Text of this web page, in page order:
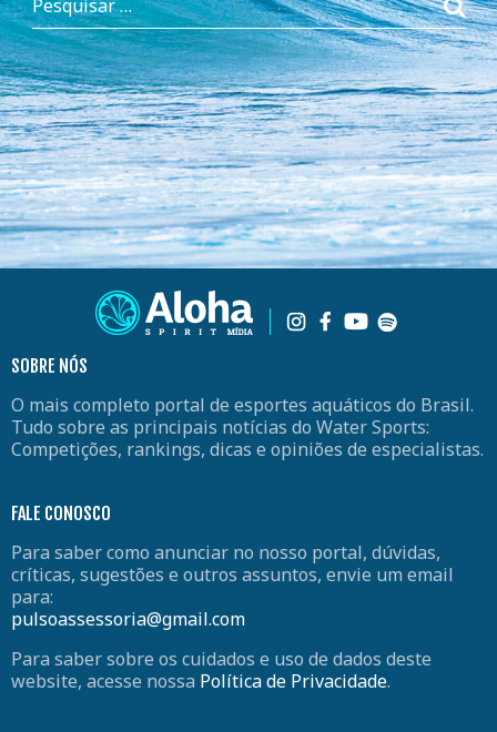
SOBRE NÓS
O mais completo portal de esportes aquáticos do Brasil.
Tudo sobre as principais notícias do Water Sports:
Competições, rankings, dicas e opiniões de especialistas.
FALE CONOSCO
Para saber como anunciar no nosso portal, dúvidas,
críticas, sugestões e outros assuntos, envie um email
para:
pulsoassessoria@gmail.com
Para saber sobre os cuidados e uso de dados deste
website, acesse nossa Política de Privacidade.